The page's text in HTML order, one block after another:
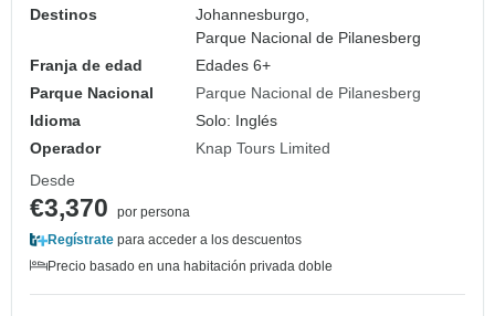
Destinos
Johannesburgo,
Parque Nacional de Pilanesberg
Franja de edad
Edades 6+
Parque Nacional
Parque Nacional de Pilanesberg
Idioma
Solo: Inglés
Operador
Knap Tours Limited
Desde
€3,370
por persona
Regístrate para acceder a los descuentos
Precio basado en una habitación privada doble